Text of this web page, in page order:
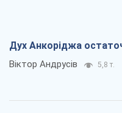
Дух Анкоріджа
Віктор Андрусів 5,8 т.